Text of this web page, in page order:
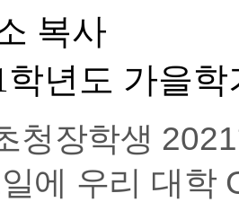
복사
학년도 가을
청장학생
에 우리 대학